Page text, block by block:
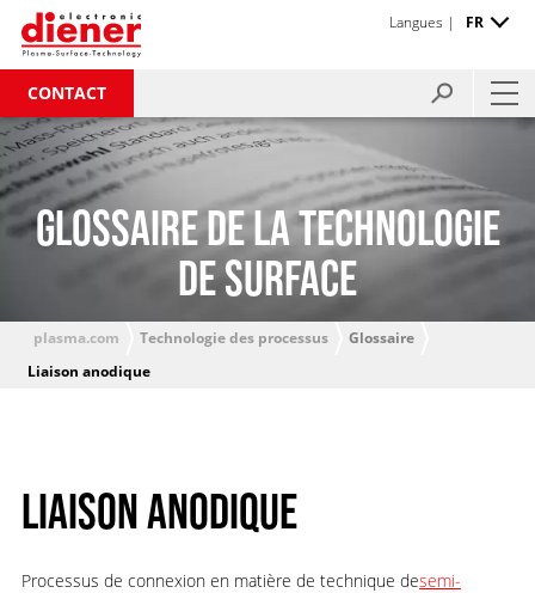
CONTACT
Langues | FR
GLOSSAIRE DE LA TECHNOLOGIE
DE SURFACE
plasma.com Technologie des processus
Glossaire
Liaison anodique
LIAISON ANODIQUE
Processus de connexion en matière de technique desemi-